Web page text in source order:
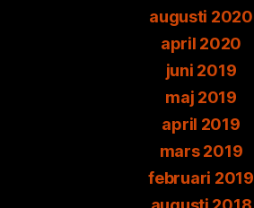
augusti 2020
april 2020
juni 2019
maj 2019
april 2019
mars 2019
februari 2019